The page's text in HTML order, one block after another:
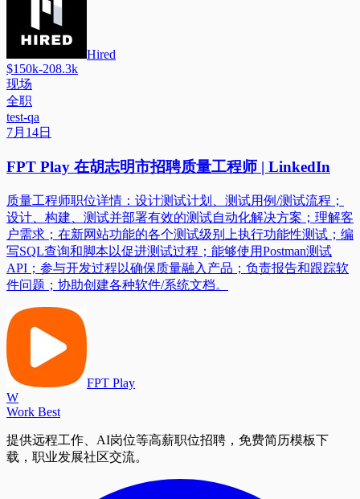
Hired
$150k-208.3k
现场
全职
test-qa
7月14日
FPT Play 在胡志明市招聘质量工程师 | LinkedIn
质量工程师职位详情：设计测试计划、测试用例/测试流程；
设计、构建、测试并部署有效的测试自动化解决方案；理解客
户需求；在新网站功能的各个测试级别上执行功能性测试；编
写SQL查询和脚本以促进测试过程；能够使用Postman测试
API；参与开发过程以确保质量融入产品；负责报告和跟踪软
件问题；协助创建各种软件/系统文档。
FPT Play
W
Work Best
提供远程工作、AI岗位等高薪职位招聘，免费简历模板下
载，职业发展社区交流。